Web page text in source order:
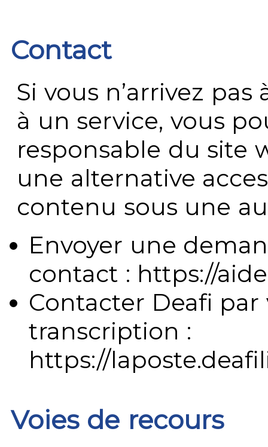
Contact
Si vous n’arrivez
à un service, vous
responsable du site
une alternative
contenu sous une
Envoyer une
contact : https://
Contacter Deafi
transcription :
https://
Voies de recours